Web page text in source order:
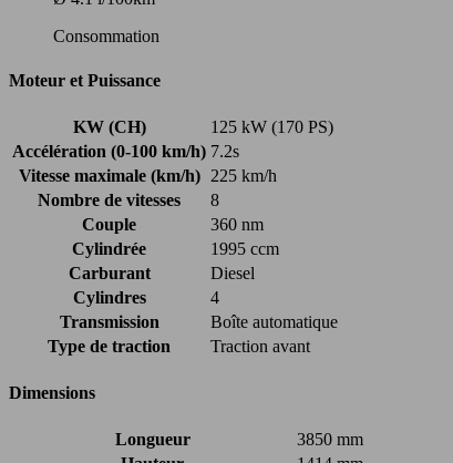
Consommation
Moteur et Puissance
KW (CH)
125 kW (170 PS)
Accélération (0-100 km/h) 7.2s
Vitesse maximale (km/h)
225 km/h
Nombre de vitesses
8
Couple
360 nm
Cylindrée
1995 ccm
Carburant
Diesel
Cylindres
4
Transmission
Boîte automatique
Type de traction
Traction avant
Dimensions
Longueur
3850 mm